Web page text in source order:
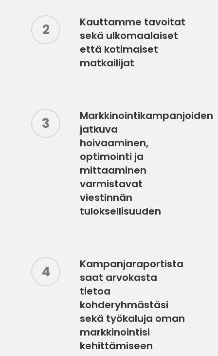
2
Kauttamme tavoitat
sekä ulkomaalaiset
että kotimaiset
matkailijat
3
Markkinointikampanjoiden
jatkuva
hoivaaminen,
optimointi ja
mittaaminen
varmistavat
viestinnän
tuloksellisuuden
4
Kampanjaraportista
saat arvokasta
tietoa
kohderyhmästäsi
sekä työkaluja oman
markkinointisi
kehittämiseen